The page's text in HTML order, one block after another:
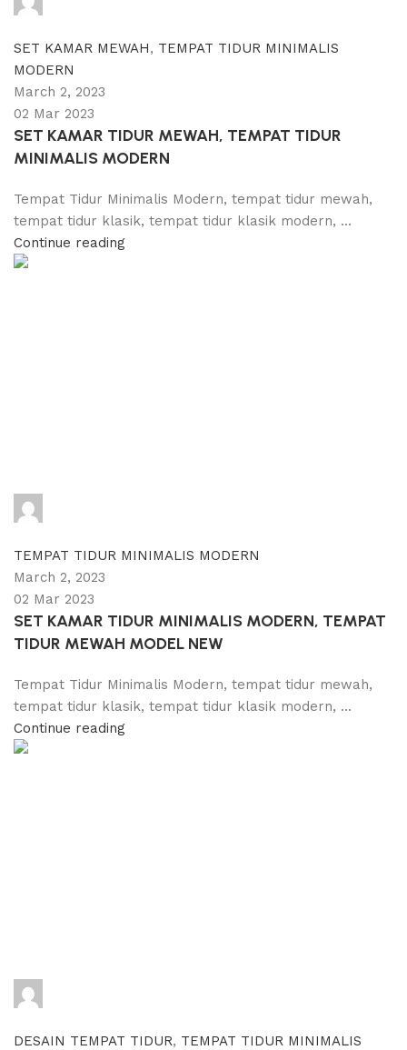
SET KAMAR MEWAH, TEMPAT TIDUR MINIMALIS
MODERN
March 2, 2023
02 Mar 2023
SET KAMAR TIDUR MEWAH, TEMPAT TIDUR
MINIMALIS MODERN
Tempat Tidur Minimalis Modern, tempat tidur mewah,
tempat tidur klasik, tempat tidur klasik modern, ...
Continue reading
TEMPAT TIDUR MINIMALIS MODERN
March 2, 2023
02 Mar 2023
SET KAMAR TIDUR MINIMALIS MODERN, TEMPAT
TIDUR MEWAH MODEL NEW
Tempat Tidur Minimalis Modern, tempat tidur mewah,
tempat tidur klasik, tempat tidur klasik modern, ...
Continue reading
DESAIN TEMPAT TIDUR, TEMPAT TIDUR MINIMALIS